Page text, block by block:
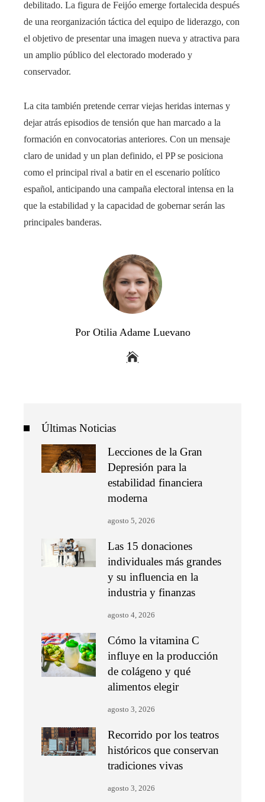
debilitado. La figura de Feijóo emerge fortalecida después
de una reorganización táctica del equipo de liderazgo, con
el objetivo de presentar una imagen nueva y atractiva para
un amplio público del electorado moderado y
conservador.
La cita también pretende cerrar viejas heridas internas y
dejar atrás episodios de tensión que han marcado a la
formación en convocatorias anteriores. Con un mensaje
claro de unidad y un plan definido, el PP se posiciona
como el principal rival a batir en el escenario político
español, anticipando una campaña electoral intensa en la
que la estabilidad y la capacidad de gobernar serán las
principales banderas.
Por Otilia Adame Luevano
Últimas Noticias
Lecciones de la Gran
Depresión para la
estabilidad financiera
moderna
agosto 5, 2026
Las 15 donaciones
individuales más grandes
y su influencia en la
industria y finanzas
agosto 4, 2026
Cómo la vitamina C
influye en la producción
de colágeno y qué
alimentos elegir
agosto 3, 2026
Recorrido por los teatros
históricos que conservan
tradiciones vivas
agosto 3, 2026